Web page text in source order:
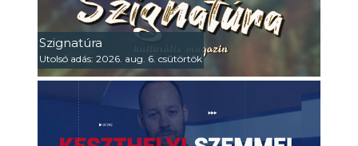
Szignatúra
Utolsó adás: 2026. aug. 6. csütörtök